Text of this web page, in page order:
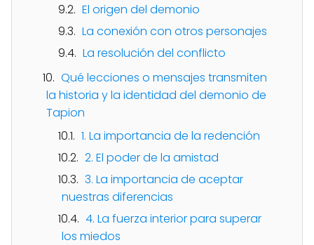
El origen del demonio
La conexión con otros personajes
La resolución del conflicto
Qué lecciones o mensajes transmiten
la historia y la identidad del demonio de
Tapion
1. La importancia de la redención
2. El poder de la amistad
3. La importancia de aceptar
nuestras diferencias
4. La fuerza interior para superar
los miedos